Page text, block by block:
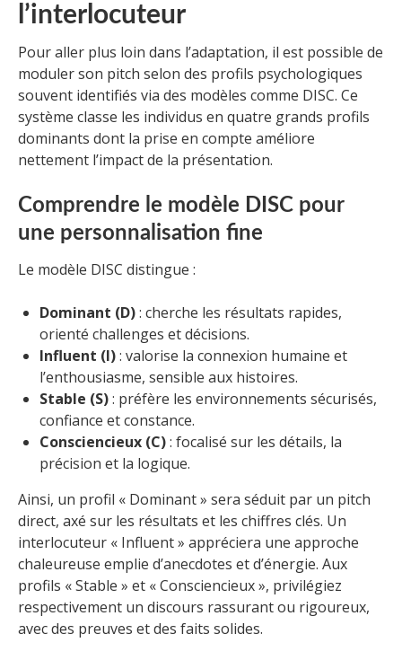
l’interlocuteur
Pour aller plus loin dans l’adaptation, il est possible de
moduler son pitch selon des profils psychologiques
souvent identifiés via des modèles comme DISC. Ce
système classe les individus en quatre grands profils
dominants dont la prise en compte améliore
nettement l’impact de la présentation.
Comprendre le modèle DISC pour
une personnalisation fine
Le modèle DISC distingue :
Dominant (D): cherche les résultats rapides,
orienté challenges et décisions.
Influent (I): valorise la connexion humaine et
l’enthousiasme, sensible aux histoires.
Stable (S): préfère les environnements sécurisés,
confiance et constance.
Consciencieux (C): focalisé sur les détails, la
précision et la logique.
Ainsi, un profil « Dominant » sera séduit par un pitch
direct, axé sur les résultats et les chiffres clés. Un
interlocuteur « Influent » appréciera une approche
chaleureuse emplie d’anecdotes et d’énergie. Aux
profils « Stable » et « Consciencieux », privilégiez
respectivement un discours rassurant ou rigoureux,
avec des preuves et des faits solides.